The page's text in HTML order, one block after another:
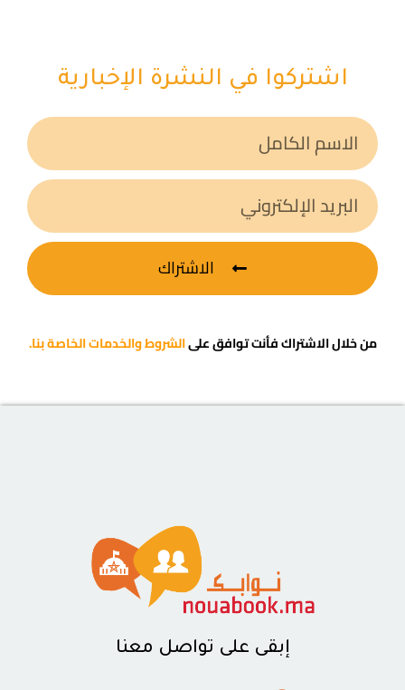
اشتركوا في النشرة الإخبارية
الاشتراك
من خلال الاشتراك فأنت توافق علىالشروط والخدمات الخاصة بنا.
إبقى على تواصل معنا